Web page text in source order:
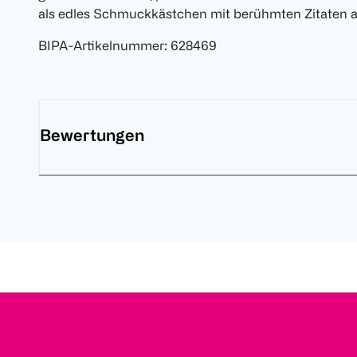
als edles Schmuckkästchen mit berühmten Zitaten
BIPA-Artikelnummer: 628469
Bewertungen